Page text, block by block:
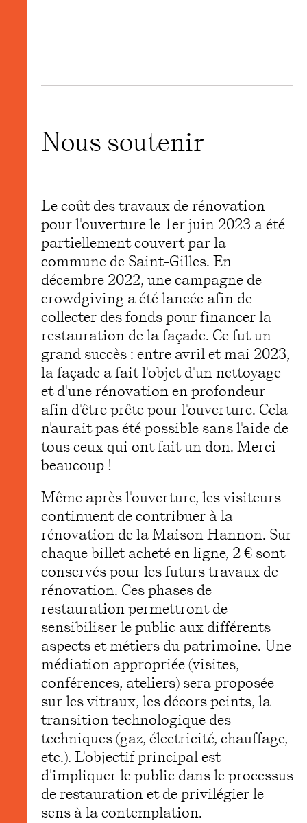
Nous soutenir
Le coût des travaux de rénovation
pour l'ouverture le 1er juin 2023 a été
partiellement couvert par la
commune de Saint-Gilles. En
décembre 2022, une campagne de
crowdgiving a été lancée afin de
collecter des fonds pour financer la
restauration de la façade. Ce fut un
grand succès : entre avril et mai 2023,
la façade a fait l'objet d'un nettoyage
et d'une rénovation en profondeur
afin d'être prête pour l'ouverture. Cela
n'aurait pas été possible sans l'aide de
tous ceux qui ont fait un don. Merci
beaucoup !
Même après l'ouverture, les visiteurs
continuent de contribuer à la
rénovation de la Maison Hannon. Sur
chaque billet acheté en ligne, 2 € sont
conservés pour les futurs travaux de
rénovation. Ces phases de
restauration permettront de
sensibiliser le public aux différents
aspects et métiers du patrimoine. Une
médiation appropriée (visites,
conférences, ateliers) sera proposée
sur les vitraux, les décors peints, la
transition technologique des
techniques (gaz, électricité, chauffage,
etc.). L'objectif principal est
d'impliquer le public dans le processus
de restauration et de privilégier le
sens à la contemplation.